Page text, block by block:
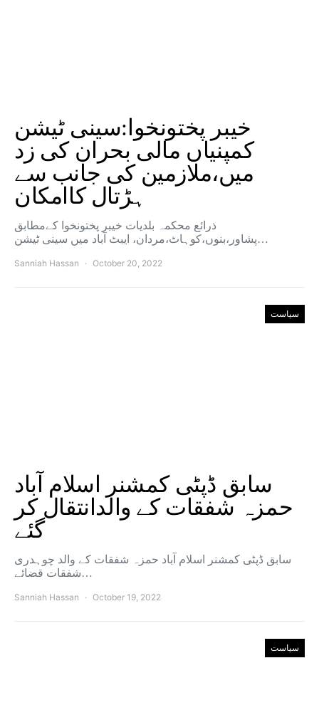
خیبر پختونخوا:سینی ٹیشن
کمپنیاں مالی بحران کی زد
میں،ملازمین کی جانب سے
ہڑتال کاامکان
ذرائع محکمہ بلدیات خیبر پختونخوا کےمطابق
پشاور،بنوں،کوہاٹ،مردان، ایبٹ آباد میں سینی ٹیشن…
Sanniah Hassan October 20, 2022
سیاست
سابق ڈپٹی کمشنر اسلام آباد
حمزہ شفقات کے والدانتقال کر
گئے
سابق ڈپٹی کمشنر اسلام آباد حمزہ شفقات کے والد چوہدری
شفقات قضائے…
Sanniah Hassan October 19, 2022
سیاست